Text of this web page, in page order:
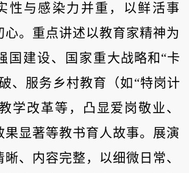
性与感染力并重，以鲜活事
心。重点讲述以教育家精神为
国建设、国家重大战略和“卡
、服务乡村教育 （如“特岗计
学改革等，凸显爱岗敬业、
显著等教书育人故事。 展演
、内容完整，以细微日常、